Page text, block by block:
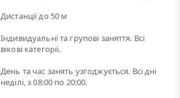
Дистанції до 50 м
Індивидуальні та групові заняття. Всі
вікові категорії.
День та час занять узгоджується. Всі дні
неділі, з 08:00 по 20:00.